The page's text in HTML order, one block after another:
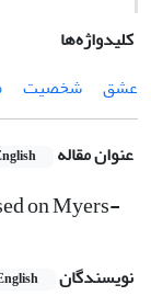
کلیدواژه‌ها
عشق
شخصیت
عنوان مقاله
on Myers-
نویسندگان